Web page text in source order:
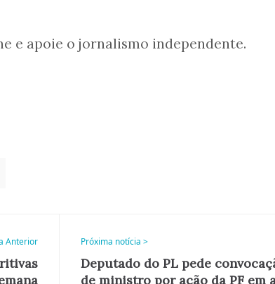
e apoie o jornalismo independente.
Anterior Próxima notícia >
Deputado do PL pede
de ministro por ação da PF em